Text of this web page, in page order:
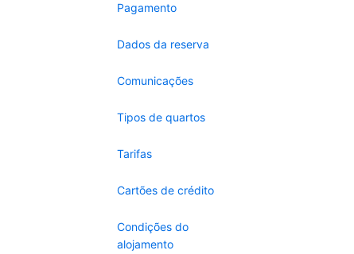
Pagamento
Dados da reserva
Comunicações
Tipos de quartos
Tarifas
Cartões de crédito
Condições do
alojamento